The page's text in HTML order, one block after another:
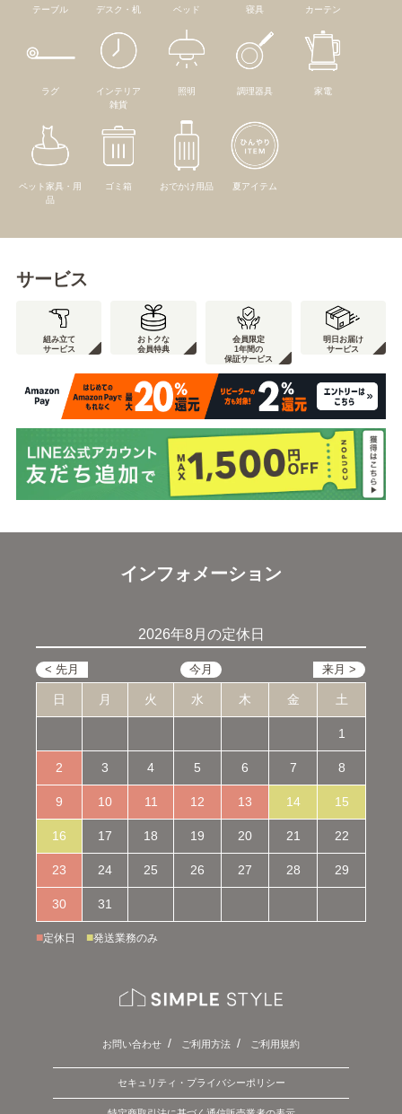
テーブル デスク・机 ベッド 寝具 カーテン
ラグ
インテリア
雑貨
照明 調理器具 家電
ペット家具・用
品
ゴミ箱 おでかけ用品 夏アイテム
サービス
組み立て
サービス
おトクな
会員特典
会員限定
1年間の
保証サービス
明日お届け
サービス
インフォメーション
2026年8月の定休日
日 月 火 水 木 金 土
1
2 3 4 5 6 7 8
9 10 11 12 13 14 15
16 17 18 19 20 21 22
23 24 25 26 27 28 29
30 31
■定休日 ■発送業務のみ
お問い合わせ ご利用方法 ご利用規約
セキュリティ・プライバシーポリシー